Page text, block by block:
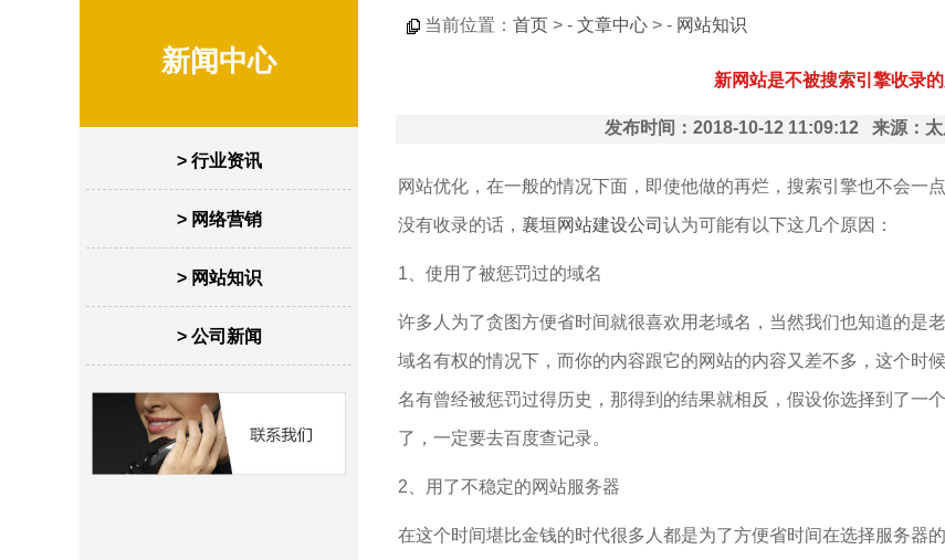
新闻中心
> 行业资讯
> 网络营销
> 网站知识
> 公司新闻
当前位置： 首页 > - 文章中心 > - 网站知识
新网站是不被搜索引擎收录
发布时间：2018-10-12 11:09:12 来源：
网站优化，在一般的情况下面，即使他做的再烂，搜索引擎也不会一
没有收录的话， 襄垣网站建设公司 认为可能有以下这几个原因：
1、使用了被惩罚过的域名
许多人为了贪图方便省时间就很喜欢用老域名，当然我们也知道的是
域名有权的情况下，而你的内容跟它的网站的内容又差不多，这个时
名有曾经被惩罚过得历史，那得到的结果就相反，假设你选择到了一
了，一定要去百度查记录。
2、用了不稳定的网站服务器
在这个时间堪比金钱的时代很多人都是为了方便省时间在选择服务器